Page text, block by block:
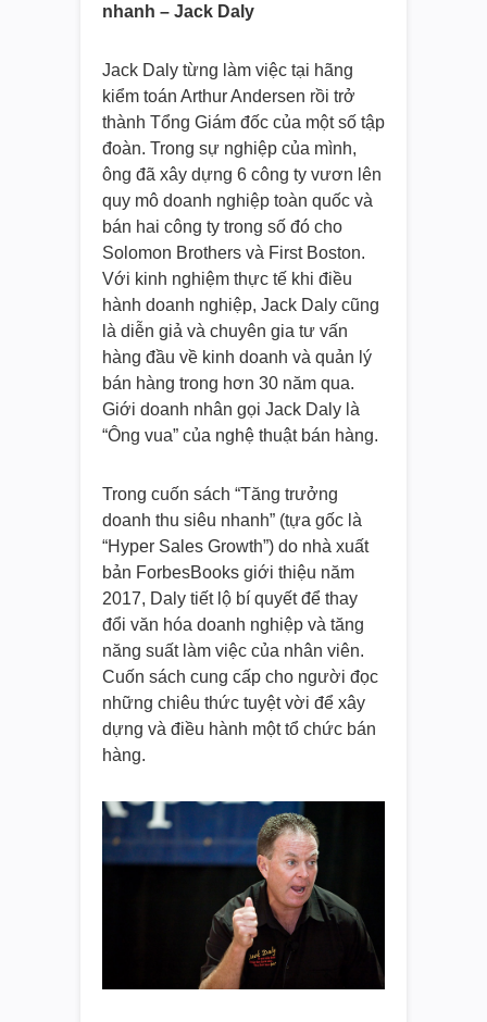
nhanh – Jack Daly
Jack Daly từng làm việc tại hãng
kiểm toán Arthur Andersen rồi trở
thành Tổng Giám đốc của một số tập
đoàn. Trong sự nghiệp của mình,
ông đã xây dựng 6 công ty vươn lên
quy mô doanh nghiệp toàn quốc và
bán hai công ty trong số đó cho
Solomon Brothers và First Boston.
Với kinh nghiệm thực tế khi điều
hành doanh nghiệp, Jack Daly cũng
là diễn giả và chuyên gia tư vấn
hàng đầu về kinh doanh và quản lý
bán hàng trong hơn 30 năm qua.
Giới doanh nhân gọi Jack Daly là
“Ông vua” của nghệ thuật bán hàng.
Trong cuốn sách “Tăng trưởng
doanh thu siêu nhanh” (tựa gốc là
“Hyper Sales Growth”) do nhà xuất
bản ForbesBooks giới thiệu năm
2017, Daly tiết lộ bí quyết để thay
đổi văn hóa doanh nghiệp và tăng
năng suất làm việc của nhân viên.
Cuốn sách cung cấp cho người đọc
những chiêu thức tuyệt vời để xây
dựng và điều hành một tổ chức bán
hàng.